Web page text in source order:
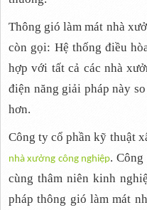
Thông gió làm mát nhà
còn gọi: Hệ thống điều
hợp với tất cả các nhà
điện năng giải pháp này
hơn.
Công ty cổ phần kỹ thuật
nhà xưởng công nghiệp.
cùng thâm niên kinh
pháp thông gió làm mát